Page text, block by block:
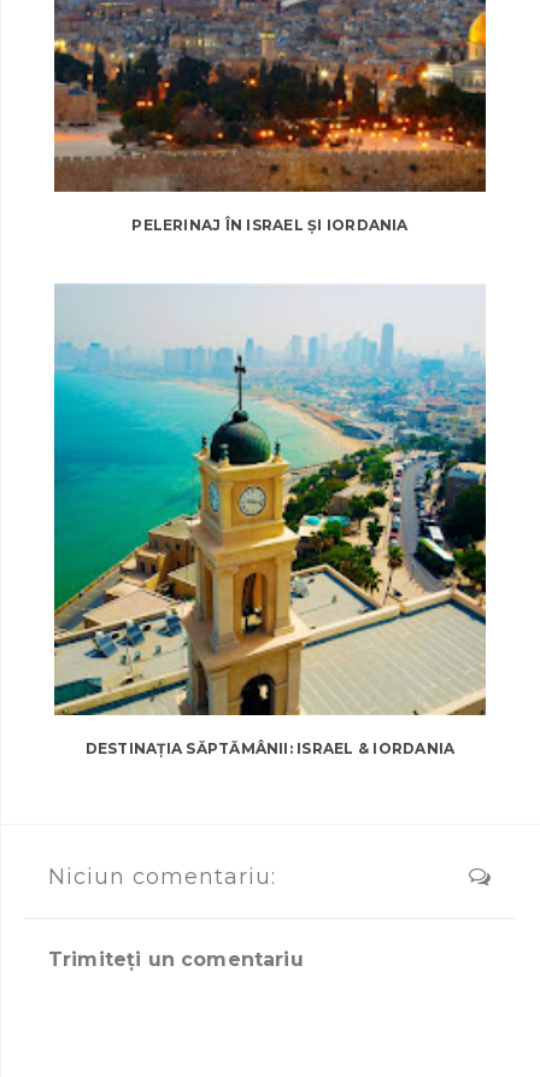
PELERINAJ ÎN ISRAEL ȘI IORDANIA
DESTINAȚIA SĂPTĂMÂNII: ISRAEL & IORDANIA
Niciun comentariu:
Trimiteți un comentariu